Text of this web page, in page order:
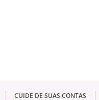
CUIDE DE SUAS CONTAS